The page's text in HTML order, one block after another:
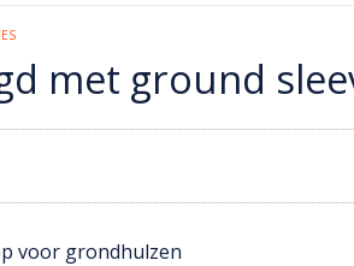
met ground
voor grondhulzen